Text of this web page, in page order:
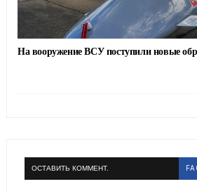
На вооружение ВСУ поступили новые
ОСТАВИТЬ КОММЕНТ.